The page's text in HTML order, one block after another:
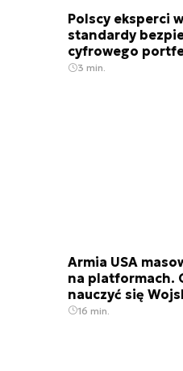
Polscy eksperci
standardy
cyfrowego
3 min.
Armia USA
na platformach.
nauczyć się
16 min.